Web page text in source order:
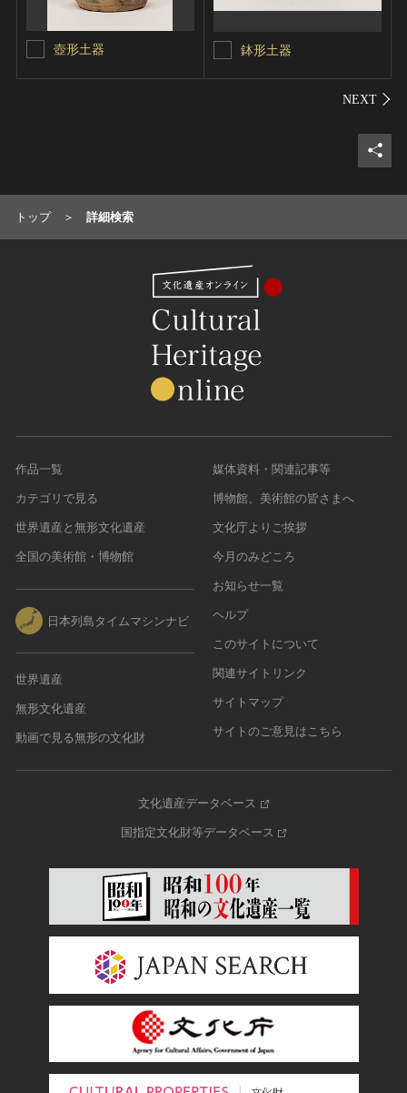
壺形土器 鉢形土器
シェ
トップ 詳細検索
作品一覧
カテゴリで見る
世界遺産と無形文化遺産
全国の美術館・博物館
日本列島タイムマシンナビ
世界遺産
無形文化遺産
動画で見る無形の文化財
媒体資料・関連記事等
博物館、美術館の皆さまへ
文化庁よりご挨拶
今月のみどころ
お知らせ一覧
ヘルプ
このサイトについて
関連サイトリンク
サイトマップ
サイトのご意見はこちら
文化遺産データベース
国指定文化財等データベース